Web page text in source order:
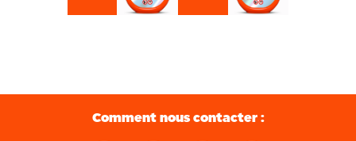
Comment nous contacter :